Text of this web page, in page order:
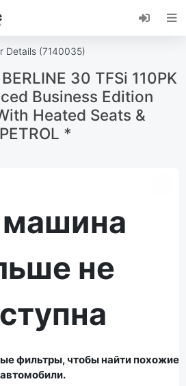
eCarsTrade,
экран и получайте
Details (7140035)
30 TFSi 110PK
Business Edition
Heated Seats &
*
машина
не
фильтры, чтобы найти похожие
автомобили.